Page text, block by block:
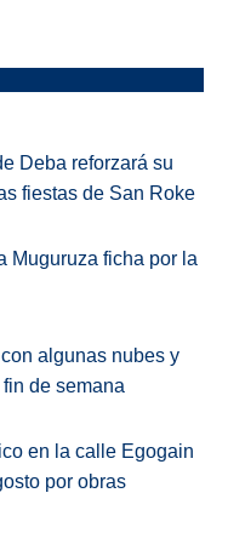
Deba reforzará su
fiestas de San Roke
Muguruza ficha por la
algunas nubes y
de semana
en la calle Egogain
por obras